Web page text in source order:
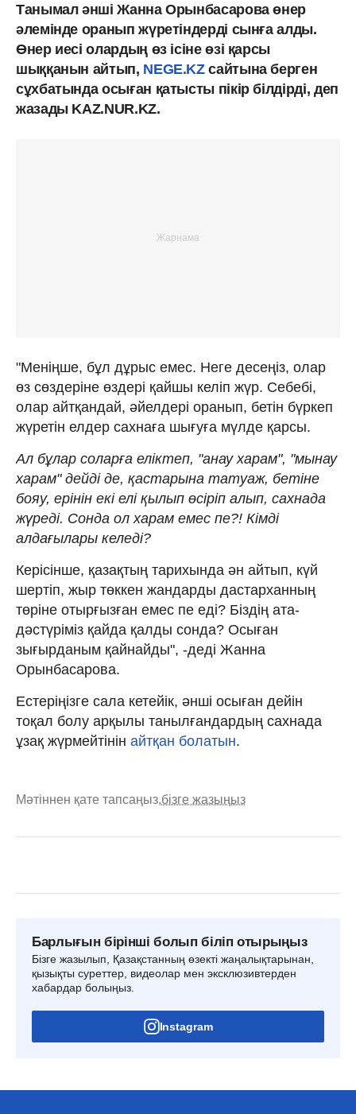
Танымал әнші Жанна Орынбасарова өнер
әлемінде оранып жүретіндерді сынға алды.
Өнер иесі олардың өз ісіне өзі қарсы
шыққанын айтып, NEGE.KZсайтына берген
сұхбатында осыған қатысты пікір білдірді, деп
жазады KAZ.NUR.KZ.
"Меніңше, бұл дұрыс емес. Неге десеңіз, олар
өз сөздеріне өздері қайшы келіп жүр. Себебі,
олар айтқандай, әйелдері оранып, бетін бүркеп
жүретін елдер сахнаға шығуға мүлде қарсы.
Ал бұлар соларға еліктеп, "анау харам", "мынау
харам" дейді де, қастарына татуаж, бетіне
бояу, ерінін екі елі қылып өсіріп алып, сахнада
жүреді. Сонда ол харам емес пе?! Кімді
алдағылары келеді?
Керісінше, қазақтың тарихында ән айтып, күй
шертіп, жыр төккен жандарды дастарханның
төріне отырғызған емес пе еді? Біздің ата-
дәстүріміз қайда қалды сонда? Осыған
зығырданым қайнайды", -деді Жанна
Орынбасарова.
Естеріңізге сала кетейік, әнші осыған дейін
тоқал болу арқылы танылғандардың сахнада
ұзақ жүрмейтінін айтқан болатын.
Мәтіннен қате тапсаңыз,бізге жазыңыз
Барлығын бірінші болып біліп отырыңыз
Бізге жазылып, Қазақстанның өзекті жаңалықтарынан,
қызықты суреттер, видеолар мен эксклюзивтерден
хабардар болыңыз.
Instagram